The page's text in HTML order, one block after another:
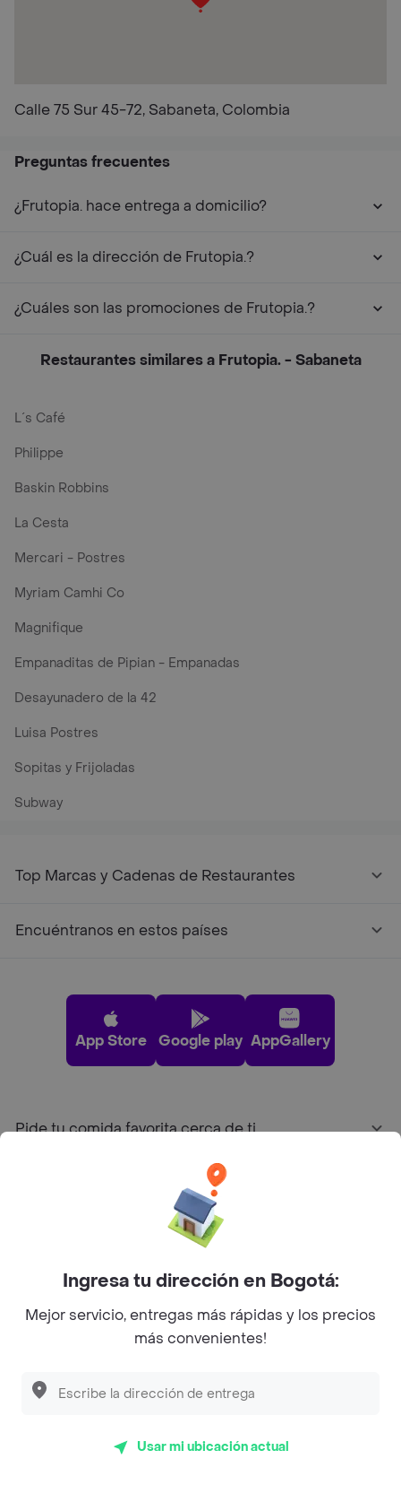
Calle 75 Sur 45-72, Sabaneta, Colombia
Preguntas frecuentes
¿Frutopia. hace entrega a domicilio?
¿Cuál es la dirección de Frutopia.?
¿Cuáles son las promociones de Frutopia.?
Restaurantes similares a Frutopia. - Sabaneta
L´s Café
Philippe
Baskin Robbins
La Cesta
Mercari - Postres
Myriam Camhi Co
Magnifique
Empanaditas de Pipian - Empanadas
Desayunadero de la 42
Luisa Postres
Sopitas y Frijoladas
Subway
Top Marcas y Cadenas de Restaurantes
Encuéntranos en estos países
App Store Google play AppGallery
Pide tu comida favorita cerca de ti
Sobre Rappi
Facebook
Twitter
Instagram
©2026Rappi Inc. All rights reserved.
Ingresa tu dirección en Bogotá:
Mejor servicio, entregas más rápidas y los precios
más convenientes!
Usar mi ubicación actual